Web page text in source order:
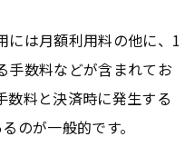
には月額利用料の他に、1
手数料などが含まれてお
数料と決済時に発生する
のが一般的です。